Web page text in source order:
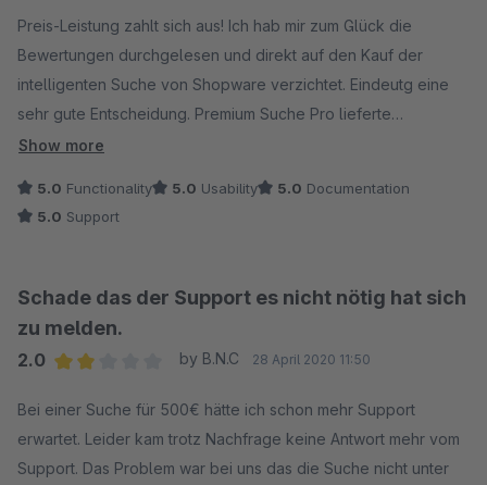
Tausend Dank an Herrn Egli für seine freundliche und
kompetente Hilfsbereitschaft.
Hoffentlich kommt das Modul später noch für Shopware 6 !!
Preis-Leistung zahlt sich aus! Ich hab mir zum Glück die
Bewertungen durchgelesen und direkt auf den Kauf der
intelligenten Suche von Shopware verzichtet. Eindeutg eine
sehr gute Entscheidung. Premium Suche Pro lieferte
umgehend die gewünschte Verbesserung der Suche.
Mit technischem Verständnis kann man viel machen. Aber das
Plugin liefert auch schon für Personen ohne großes
Zur Kritik am Support: Ich hab per Email am 16.12.2020 wegen
einem Problem um einen Rückruf gebeten. Am folge Tag hatte
per Telefon. Daraufhin erreichte ich eine Dame die mir mitteilte
das ein Kollege zurückrufen würde.
Show more
5.0 Functionality 5.0 Usability 5.0 Documentation
5.0 Support
Schade das der Support es nicht nötig hat sich
zu melden.
2.0
by B.N.C 28 April 2020 11:50
Bei einer Suche für 500€ hätte ich schon mehr Support
erwartet. Leider kam trotz Nachfrage keine Antwort mehr vom
Support. Das Problem war bei uns das die Suche nicht unter